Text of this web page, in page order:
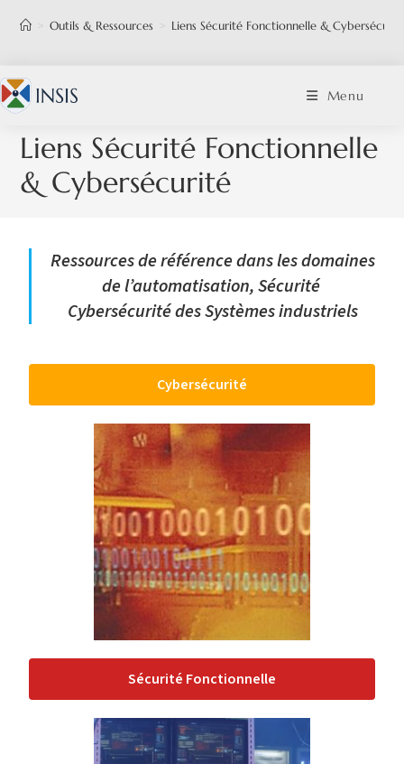
> Outils & Ressources > Liens Sécurité Fonctionnelle &
Menu
Liens Sécurité Fonctionnelle
& Cybersécurité
Ressources de référence dans les domaines
de l’automatisation, Sécurité
Cybersécurité des Systèmes industriels
Cybersécurité
Sécurité Fonctionnelle